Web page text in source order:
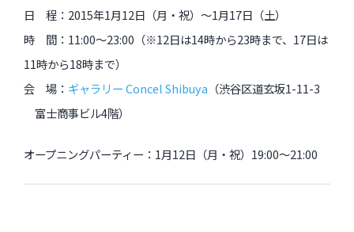
配信中のオンライン講座
日 程：2015年1月12日（月・祝）〜1月17日（土）
時 間：11:00～23:00（※12日は14時から23時まで、17日は
11時から18時まで）
会 場： ギャラリー Concel Shibuya （渋谷区道玄坂1-11-3
富士商事ビル4階）
オープニングパーティー：1月12日（月・祝）19:00〜21:00